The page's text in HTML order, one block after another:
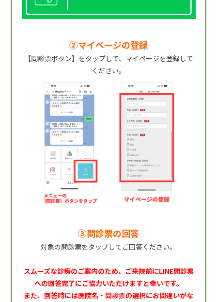
②マイページの登録
【問診票ボタン】をタップして、マイページを登録して
ください。
③問診票の回答
対象の問診票をタップしてご回答ください。
スムーズな診療のご案内のため、ご来院前にLINE問診票
への回答完了にご協力いただけますと幸いです。
また、回答時には医院名・問診票の選択にお間違いがな